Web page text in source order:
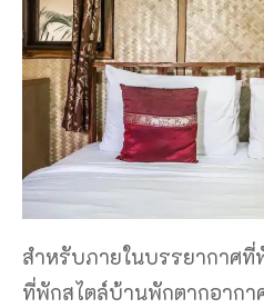
สำหรับภายในบรรยากาศที่
ที่พักสไตล์บ้านพักตากอาก